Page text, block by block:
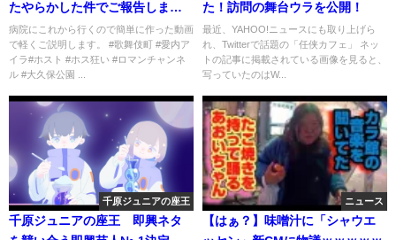
たやらかした件でご報告しま
す！
病院にこれから行くので簡単に作った動画
で軽くご説明します。 #歌舞伎町 #愛内ア
イラ#ホスト #ホス狂い #ロマンチャンネ
ル #大久保公園 ...
た！訪問の舞台ウラを公開！
最近、YAHOO!ニュースにも取り上げら
れ、Twitterで話題の「任侠カフェ」 ネッ
トの記事に掲載されている画像を見ると、
写っていたのはW...
千原ジュニアの座王
千原ジュニアの座王 即興ネタ
ニュース
【はぁ？】味噌汁に「シャウエ